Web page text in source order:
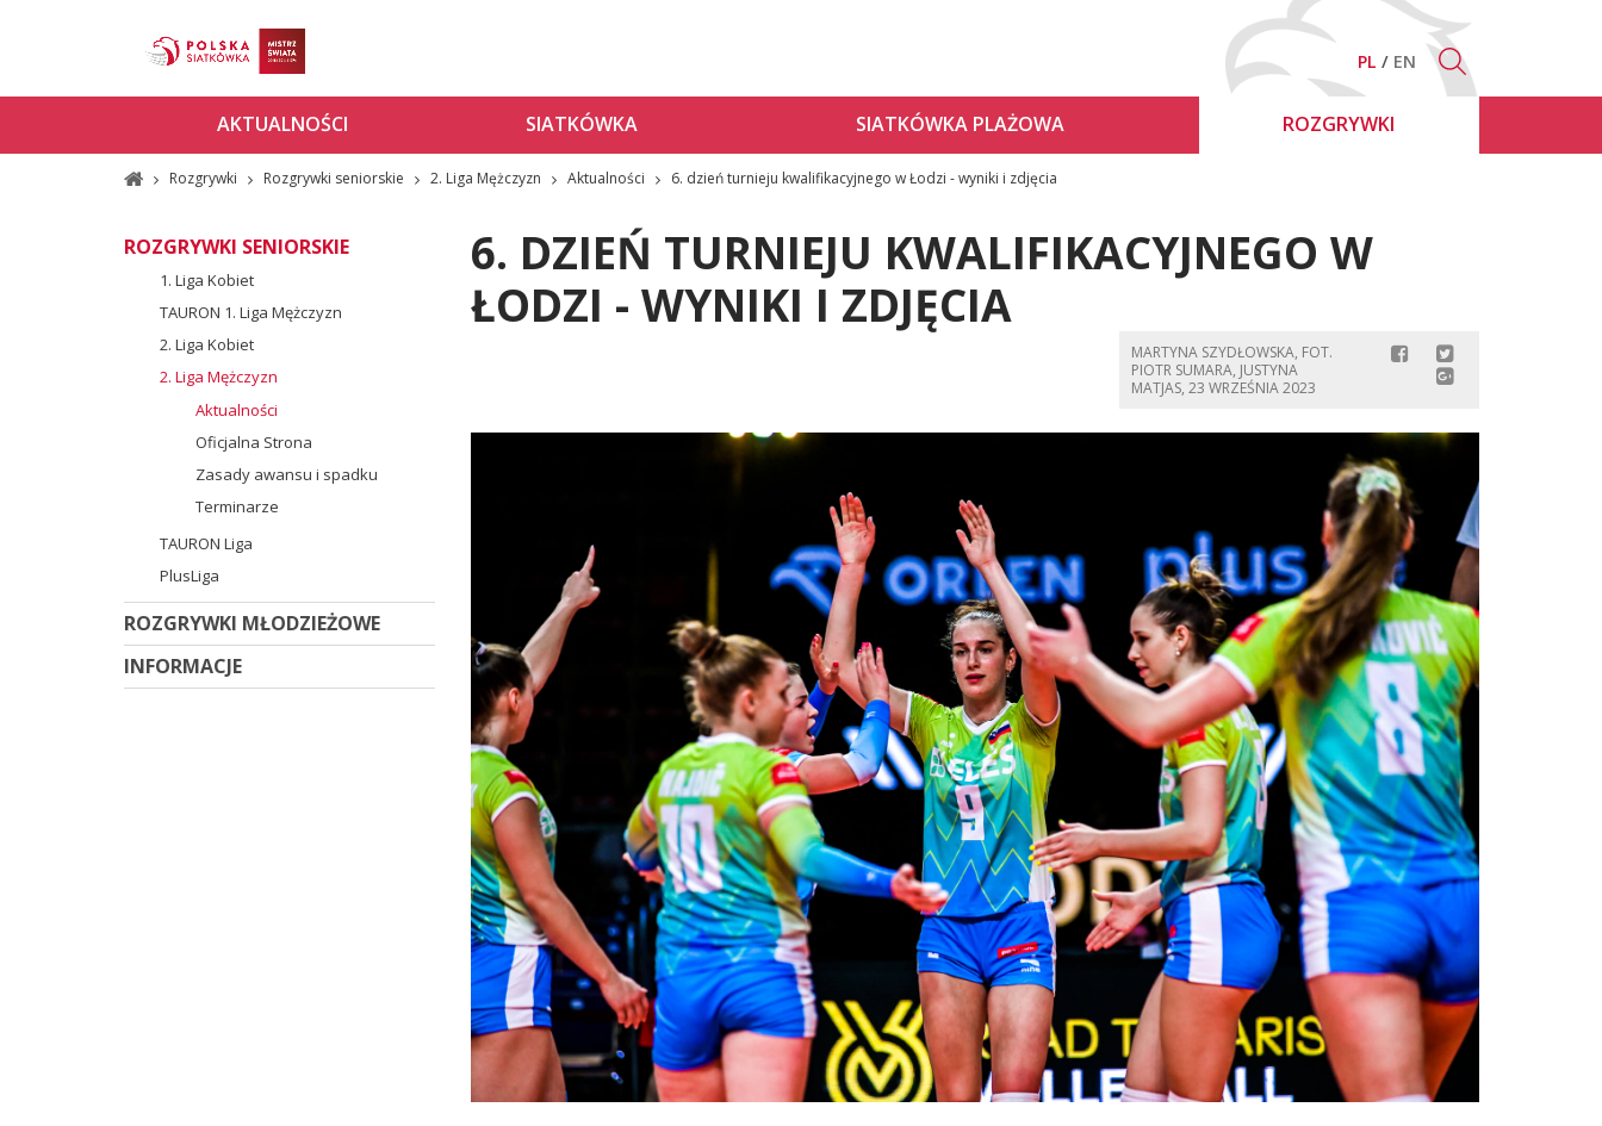
PL EN
AKTUALNOŚCI SIATKÓWKA SIATKÓWKA PLAŻOWA ROZGRYWKI
Rozgrywki Rozgrywki seniorskie 2. Liga Mężczyzn Aktualności 6. dzień turnieju kwalifikacyjnego w Łodzi - wyniki i zdjęcia
ROZGRYWKI SENIORSKIE
1. Liga Kobiet
TAURON 1. Liga Mężczyzn
2. Liga Kobiet
2. Liga Mężczyzn
Aktualności
Oficjalna Strona
Zasady awansu i spadku
Terminarze
TAURON Liga
PlusLiga
ROZGRYWKI MŁODZIEŻOWE
INFORMACJE
6. DZIEŃ TURNIEJU KWALIFIKACYJNEGO W
ŁODZI - WYNIKI I ZDJĘCIA
MARTYNA SZYDŁOWSKA, FOT.
PIOTR SUMARA, JUSTYNA
MATJAS, 23 WRZEŚNIA 2023